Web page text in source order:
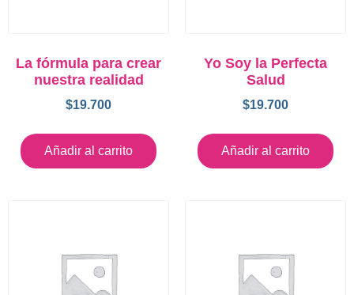
La fórmula para crear
nuestra realidad
$19.700
Añadir al carrito
Yo Soy la Perfecta
Salud
$19.700
Añadir al carrito